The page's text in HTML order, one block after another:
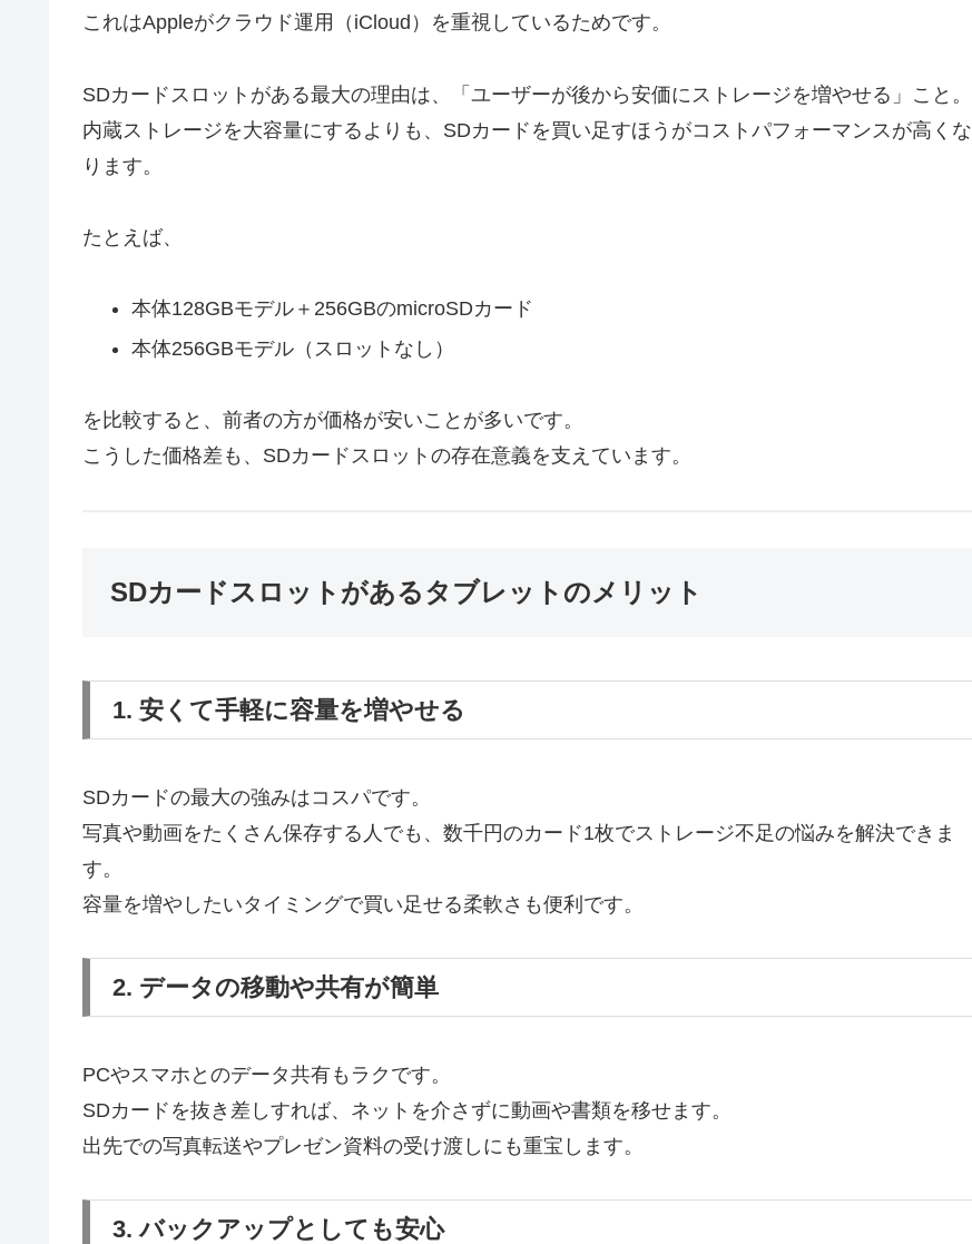
これはAppleがクラウド運用（iCloud）を重視しているためです。
SDカードスロットがある最大の理由は、「ユーザーが後から安価にストレージを増やせる」こと。
内蔵ストレージを大容量にするよりも、SDカードを買い足すほうがコストパフォーマンスが高くな
ります。
たとえば、
本体128GBモデル＋256GBのmicroSDカード
本体256GBモデル（スロットなし）
を比較すると、前者の方が価格が安いことが多いです。
こうした価格差も、SDカードスロットの存在意義を支えています。
SDカードスロットがあるタブレットのメリット
1. 安くて手軽に容量を増やせる
SDカードの最大の強みはコスパです。
写真や動画をたくさん保存する人でも、数千円のカード1枚でストレージ不足の悩みを解決できま
す。
容量を増やしたいタイミングで買い足せる柔軟さも便利です。
2. データの移動や共有が簡単
PCやスマホとのデータ共有もラクです。
SDカードを抜き差しすれば、ネットを介さずに動画や書類を移せます。
出先での写真転送やプレゼン資料の受け渡しにも重宝します。
3. バックアップとしても安心